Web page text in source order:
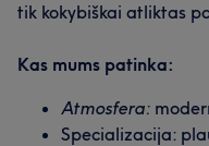
tik kokybiškai atliktas
Kas mums patinka:
Atmosfera:
Specializacija: